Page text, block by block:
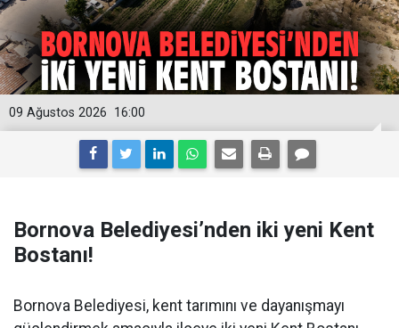
16:00
09 Ağustos 2026
Bornova Belediyesi’nden iki yeni Kent
Bostanı!
Bornova Belediyesi, kent tarımını ve dayanışmayı